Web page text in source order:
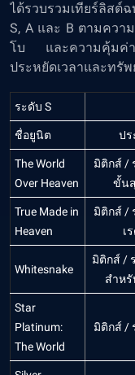
ได้รวบรวมเทียร์ลิสต์
S, A และ B ตามควา
โบ และความคุ้มค่า
ประหยัดเวลาและทรั
ระดับ S
ชื่อยูนิต ปร
The World
Over Heaven
มิติกส์ /
ขั้น
True Made in
Heaven
มิติกส์ /
เ
Whitesnake
มิติกส์ /
สำห
Star
Platinum:
The World
มิติกส์ /